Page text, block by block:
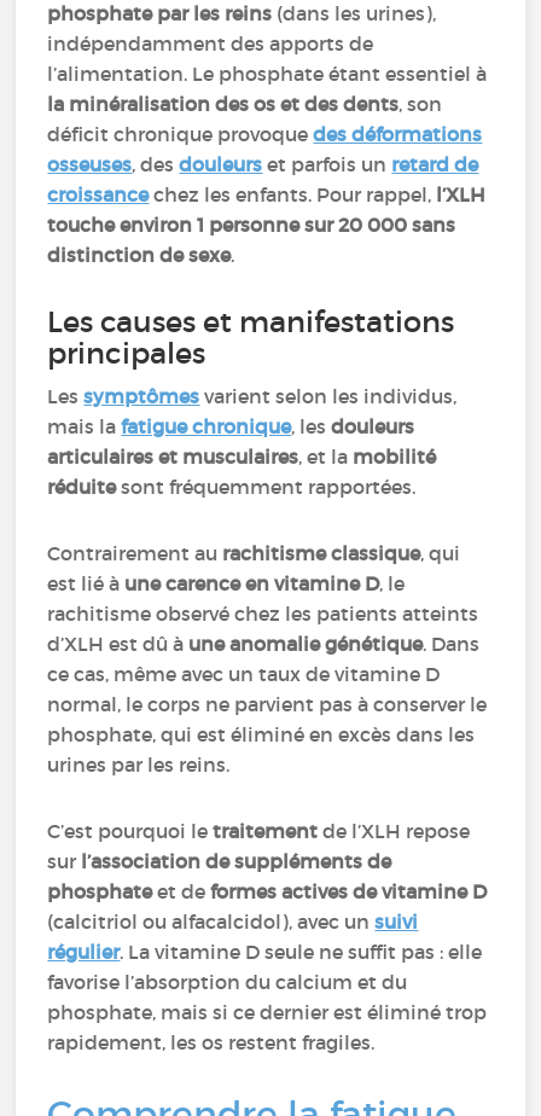
phosphate par les reins (dans les urines),
indépendamment des apports de
l’alimentation. Le phosphate étant essentiel à
la minéralisation des os et des dents, son
déficit chronique provoquedes déformations
osseuses, desdouleurs et parfois un retard de
croissancechez les enfants. Pour rappel, l’XLH
touche environ 1 personne sur 20 000 sans
distinction de sexe.
Les causes et manifestations
principales
Lessymptômes varient selon les individus,
mais lafatigue chronique, lesdouleurs
articulaires et musculaires, et la mobilité
réduitesont fréquemment rapportées.
Contrairement au rachitisme classique, qui
est lié à une carence en vitamine D, le
rachitisme observé chez les patients atteints
d’XLH est dû à une anomalie génétique. Dans
ce cas, même avec un taux de vitamine D
normal, le corps ne parvient pas à conserver le
phosphate, qui est éliminé en excès dans les
urines par les reins.
C’est pourquoi letraitement de l’XLH repose
sur l’association de suppléments de
phosphateet deformes actives de vitamine D
(calcitriol ou alfacalcidol), avec unsuivi
régulier. La vitamine D seule ne suffit pas : elle
favorise l’absorption du calcium et du
phosphate, mais si ce dernier est éliminé trop
rapidement, les os restent fragiles.